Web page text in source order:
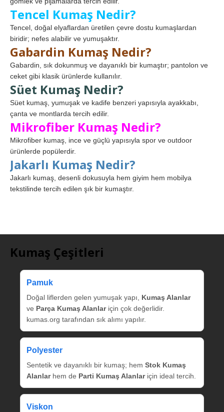
Tencel Kumaş Nedir?
Tencel, doğal elyaflardan üretilen çevre dostu kumaşlardan
biridir; nefes alabilir ve yumuşaktır.
Gabardin Kumaş Nedir?
Gabardin, sık dokunmuş ve dayanıklı bir kumaştır; pantolon ve
ceket gibi klasik ürünlerde kullanılır.
Süet Kumaş Nedir?
Süet kumaş, yumuşak ve kadife benzeri yapısıyla ayakkabı,
çanta ve montlarda tercih edilir.
Mikrofiber Kumaş Nedir?
Mikrofiber kumaş, ince ve güçlü yapısıyla spor ve outdoor
ürünlerde popülerdir.
Jakarlı Kumaş Nedir?
Jakarlı kumaş, desenli dokusuyla hem giyim hem mobilya
tekstilinde tercih edilen şık bir kumaştır.
Kumaş Çeşitleri
Pamuk
Doğal liflerden gelen yumuşak yapı, Kumaş Alanlar
ve Parça Kumaş Alanlariçin çok değerlidir.
kumas.org tarafından sık alımı yapılır.
Polyester
Sentetik ve dayanıklı bir kumaş; hem Stok Kumaş
Alanlarhem de Parti Kumaş Alanlariçin ideal tercih.
Viskon